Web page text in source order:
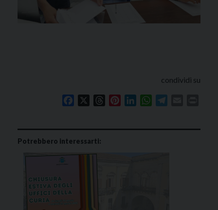
condividi su
Facebook ThreadsPinterestLinkedInWhatsApp
Potrebbero interessarti: